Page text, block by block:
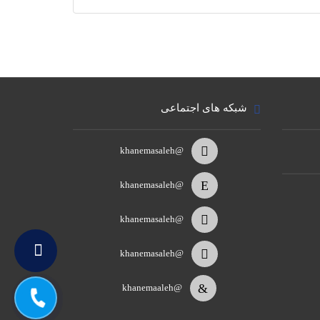
شبکه های اجتماعی
@khanemasaleh
@khanemasaleh
@khanemasaleh
@khanemasaleh
@khanemaaleh